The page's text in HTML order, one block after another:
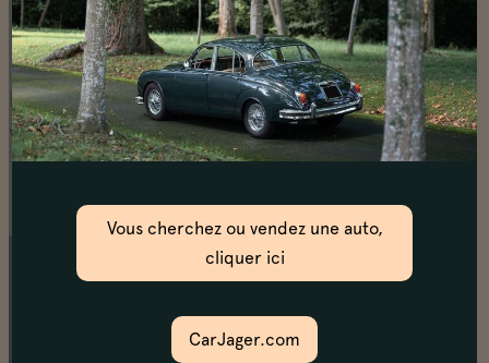
Notre voiture en vidéo
https://www.youtube.com/watch?
v=QEP4cXU8Zgk
Châssis
La mise sur le pont confirme un châssis en excellent
état. Les fondamentaux: bas de caisse, planchers, bas
Vous cherchez ou vendez une auto,
cliquer ici
CarJager.com